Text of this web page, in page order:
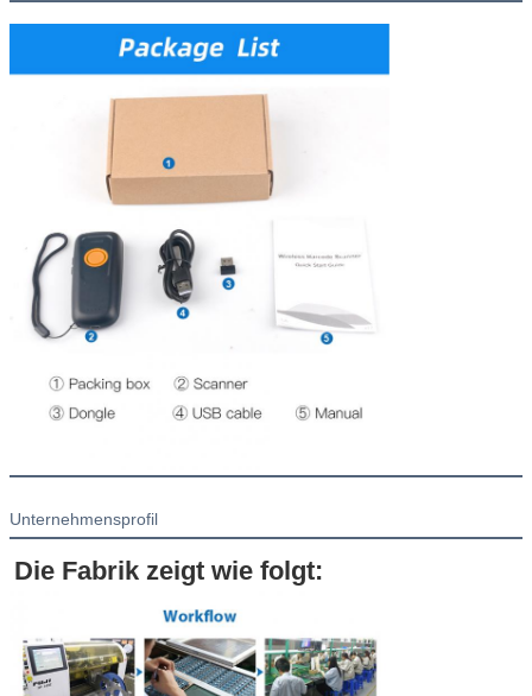
Hinterlass eine
Unternehmensprofil
Die Fabrik zeigt wie folgt: